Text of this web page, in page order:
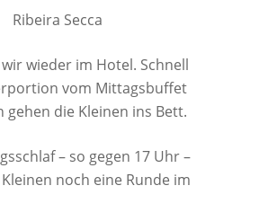
Ribeira Secca
wieder im Hotel. Schnell
vom Mittagsbuffet
gehen die Kleinen ins Bett.
– so gegen 17 Uhr –
noch eine Runde im